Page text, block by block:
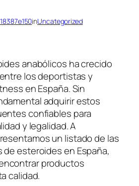
inUncategorized
anabólicos ha crecido
los deportistas y
en España. Sin
adquirir estos
confiables para
y legalidad. A
un listado de las
de esteroides en España,
productos
calidad.